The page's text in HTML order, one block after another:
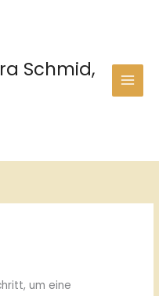
Schmid,
um eine